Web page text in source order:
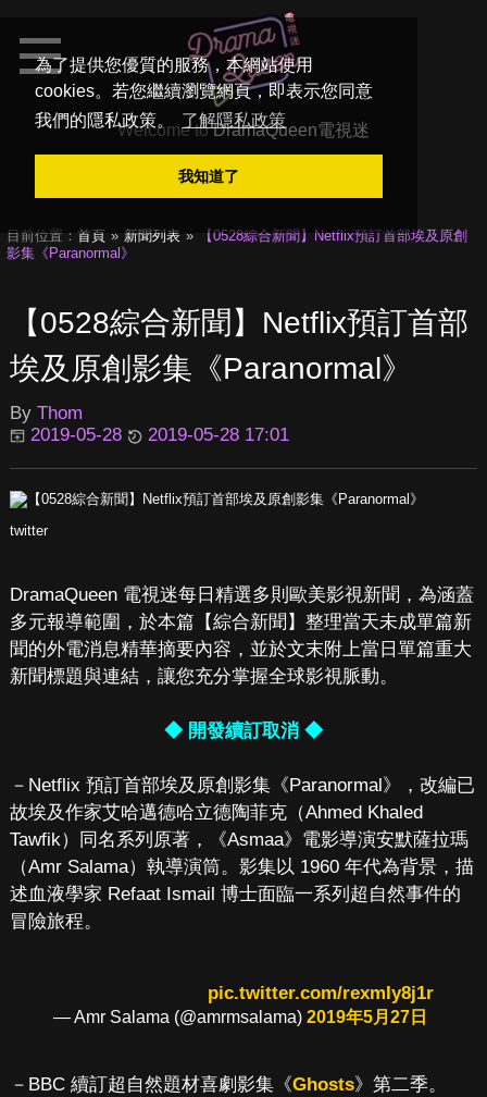
為了提供您優質的服務，本網站使用
cookies。若您繼續瀏覽網頁，即表示您同意
我們的隱私政策。
了解隱私政策
我知道了
Welcome toDramaQueen電視迷
目前位置： 首頁 新聞列表
【0528綜合新聞】Netflix預訂首部埃及原創
影集《Paranormal》
【0528綜合新聞】Netflix預訂首部
埃及原創影集《Paranormal》
By Thom
2019-05-28
2019-05-28 17:01
twitter
DramaQueen 電視迷每日精選多則歐美影視新聞，為涵蓋
多元報導範圍，於本篇【綜合新聞】整理當天未成單篇新
聞的外電消息精華摘要內容，並於文末附上當日單篇重大
新聞標題與連結，讓您充分掌握全球影視脈動。
◆ 開發續訂取消 ◆
－Netflix 預訂首部埃及原創影集《Paranormal》，改編已
故埃及作家艾哈邁德哈立德陶菲克（Ahmed Khaled
Tawfik）同名系列原著，《Asmaa》電影導演安默薩拉瑪
（Amr Salama）執導演筒。影集以 1960 年代為背景，描
述血液學家 Refaat Ismail 博士面臨一系列超自然事件的
冒險旅程。
pic.twitter.com/rexmIy8j1r
— Amr Salama (@amrmsalama) 2019年5月27日
－BBC 續訂超自然題材喜劇影集《Ghosts》第二季。